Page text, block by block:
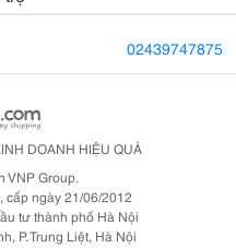
02439747875
DOANH HIỆU QUẢ
VNP Group.
cấp ngày 21/06/2012
tư thành phố Hà Nội
P. Trung Liệt, Hà Nội